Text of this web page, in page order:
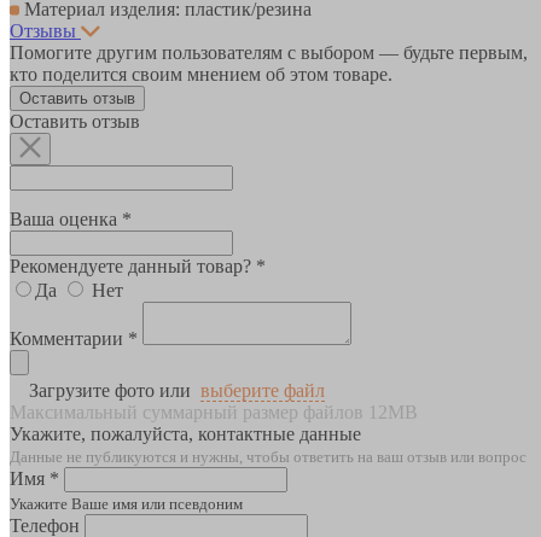
Материал изделия: пластик/резина
Отзывы
Помогите другим пользователям с выбором — будьте первым,
кто поделится своим мнением об этом товаре.
Оставить отзыв
Оставить отзыв
Ваша оценка *
Рекомендуете данный товар? *
Да
Нет
Комментарии *
Загрузите фото или выберите файл
Максимальный суммарный размер файлов 12MB
Укажите, пожалуйста, контактные данные
Данные не публикуются и нужны, чтобы ответить на ваш отзыв или вопрос
Имя *
Укажите Ваше имя или псевдоним
Телефон